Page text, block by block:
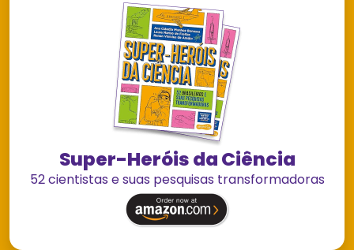
Super-Heróis da Ciência
52 cientistas e suas pesquisas transformadoras